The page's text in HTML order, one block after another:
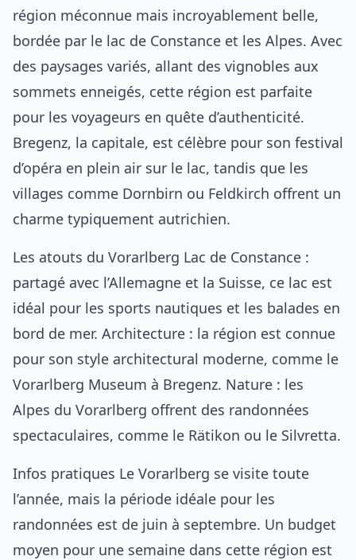
région méconnue mais incroyablement belle,
bordée par le lac de Constance et les Alpes. Avec
des paysages variés, allant des vignobles aux
sommets enneigés, cette région est parfaite
pour les voyageurs en quête d’authenticité.
Bregenz, la capitale, est célèbre pour son festival
d’opéra en plein air sur le lac, tandis que les
villages comme Dornbirn ou Feldkirch offrent un
charme typiquement autrichien.
Les atouts du Vorarlberg Lac de Constance :
partagé avec l’Allemagne et la Suisse, ce lac est
idéal pour les sports nautiques et les balades en
bord de mer. Architecture : la région est connue
pour son style architectural moderne, comme le
Vorarlberg Museum à Bregenz. Nature : les
Alpes du Vorarlberg offrent des randonnées
spectaculaires, comme le Rätikon ou le Silvretta.
Infos pratiques Le Vorarlberg se visite toute
l’année, mais la période idéale pour les
randonnées est de juin à septembre. Un budget
moyen pour une semaine dans cette région est